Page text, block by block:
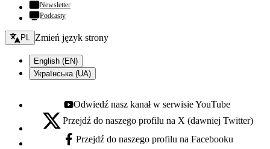
Newsletter
Podcasty
Zmień język - bieżący:
PL Zmień język strony
English (EN)
Українська (UA)
Youtube - otwiera się w nowej karcie
Odwiedź nasz kanał w serwisie YouTube
X - otwiera się w nowej karcie
Przejdź do naszego profilu na X (dawniej Twitter)
Facebook - otwiera się w nowej karcie
Przejdź do naszego profilu na Facebooku